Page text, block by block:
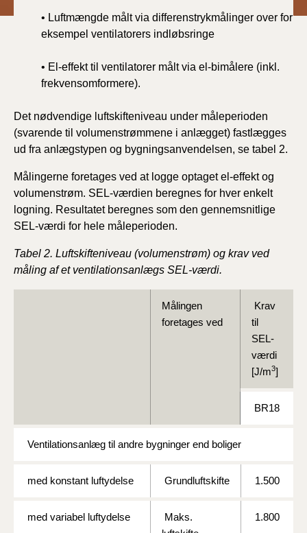
• Luftmængde målt via differenstrykmålinger over for
eksempel ventilatorers indløbsringe
• El-effekt til ventilatorer målt via el-bimålere (inkl.
frekvensomformere).
Det nødvendige luftskifteniveau under måleperioden
(svarende til volumenstrømmene i anlægget) fastlægges
ud fra anlægstypen og bygningsanvendelsen, se tabel 2.
Målingerne foretages ved at logge optaget el-effekt og
volumenstrøm. SEL-værdien beregnes for hver enkelt
logning. Resultatet beregnes som den gennemsnitlige
SEL-værdi for hele måleperioden.
Tabel 2. Luftskifteniveau (volumenstrøm) og krav ved
måling af et ventilationsanlægs SEL-værdi.
Målingen
foretages ved
Krav
til
SEL-
værdi
[J/m3]
BR18
Ventilationsanlæg til andre bygninger end boliger
med konstant luftydelse Grundluftskifte 1.500
med variabel luftydelse
Maks.
1.800